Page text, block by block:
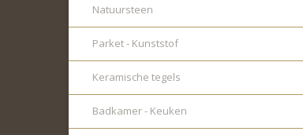
Natuursteen
Parket - Kunststof
Keramische tegels
Badkamer - Keuken